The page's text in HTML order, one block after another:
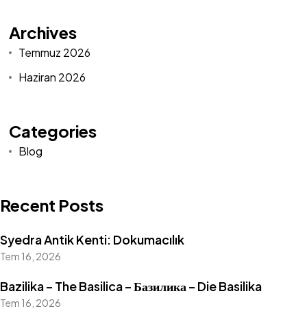
Archives
Temmuz 2026
Haziran 2026
Categories
Blog
Recent Posts
Syedra Antik Kenti: Dokumacılık
Tem 16, 2026
Bazilika – The Basilica – Базилика – Die Basilika
Tem 16, 2026